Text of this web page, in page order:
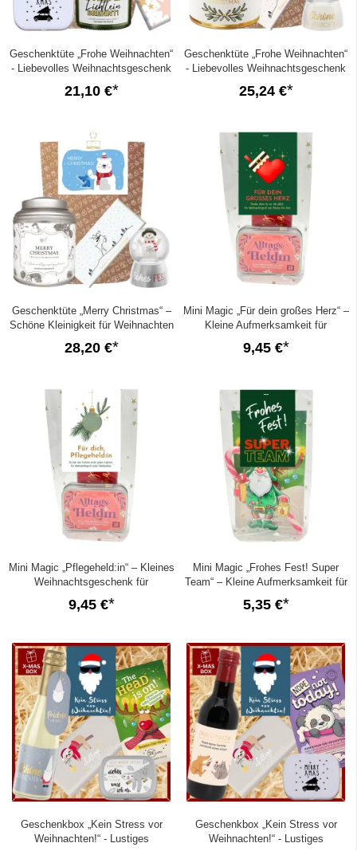
Geschenktüte „Frohe Weihnachten“
- Liebevolles Weihnachtsgeschenk
(Mistelzweig – Set 5)
21,10 €
Geschenktüte „Frohe Weihnachten“
- Liebevolles Weihnachtsgeschenk
(Mistelzweig – Set 4)
25,24 €
Geschenktüte „Merry Christmas“ –
Schöne Kleinigkeit für Weihnachten
(Eisbär Set 3)
28,20 €
Mini Magic „Für dein großes Herz“ –
Kleine Aufmerksamkeit für
Weihnachten (Set 1)
9,45 €
Mini Magic „Pflegeheld:in“ – Kleines
Weihnachtsgeschenk für
Pflegekräfte (Set 3)
9,45 €
Mini Magic „Frohes Fest! Super
Team“ – Kleine Aufmerksamkeit für
Teammitglieder (Set 4)
5,35 €
Geschenkbox „Kein Stress vor
Weihnachten!“ - Lustiges
Geschenkbox „Kein Stress vor
Weihnachten!“ - Lustiges